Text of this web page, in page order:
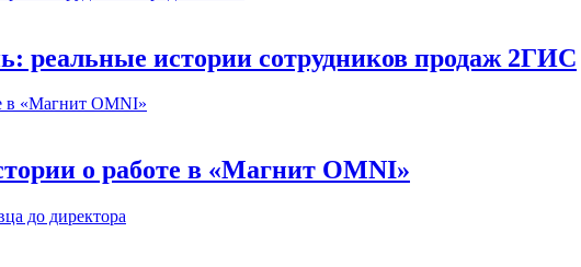
реальные истории сотрудников продаж 2ГИС
о работе в «Магнит OMNI»